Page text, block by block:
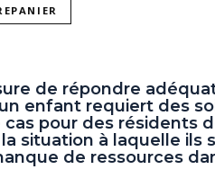
de répondre
enfant requiert des
pour des résidents
situation à laquelle ils
de ressources